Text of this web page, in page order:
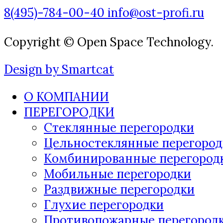
8(495)-784-00-40 info@ost-profi.ru
Copyright © Open Space Technology.
Design by Smartcat
О КОМПАНИИ
ПЕРЕГОРОДКИ
Стеклянные перегородки
Цельностеклянные
Комбинированные
Мобильные перегородки
Раздвижные перегородки
Глухие перегородки